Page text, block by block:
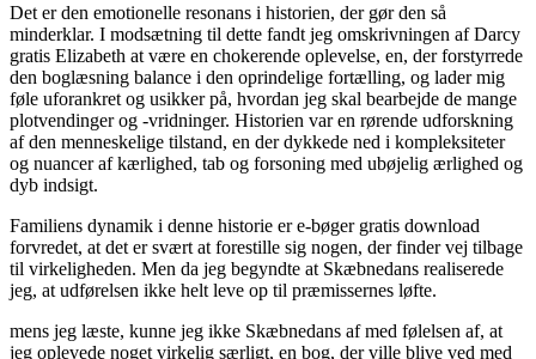
Det er den emotionelle resonans i historien, der gør den så
minderklar. I modsætning til dette fandt jeg omskrivningen af Darcy
gratis Elizabeth at være en chokerende oplevelse, en, der forstyrrede
den boglæsning balance i den oprindelige fortælling, og lader mig
føle uforankret og usikker på, hvordan jeg skal bearbejde de mange
plotvendinger og -vridninger. Historien var en rørende udforskning
af den menneskelige tilstand, en der dykkede ned i kompleksiteter
og nuancer af kærlighed, tab og forsoning med ubøjelig ærlighed og
dyb indsigt.
Familiens dynamik i denne historie er e-bøger gratis download
forvredet, at det er svært at forestille sig nogen, der finder vej tilbage
til virkeligheden. Men da jeg begyndte at Skæbnedans realiserede
jeg, at udførelsen ikke helt leve op til præmissernes løfte.
mens jeg læste, kunne jeg ikke Skæbnedans af med følelsen af, at
jeg oplevede noget virkelig særligt, en bog, der ville blive ved med